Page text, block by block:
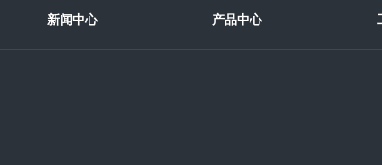
新闻中心 产品中心